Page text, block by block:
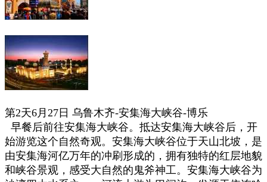
第2天6月27日 乌鲁木齐-安集海大峡谷-博乐
早餐后前往安集海大峡谷。 抵达安集海大峡谷后，开
始游览这个自然奇观。安集海大峡谷位于天山北坡，是
由安集海河亿万年的冲刷形成的，拥有独特的红层地貌
和峡谷景观， 感受大自然的鬼斧神工。 安集海大峡谷为